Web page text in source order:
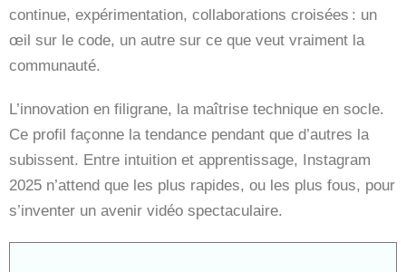
continue, expérimentation, collaborations croisées : un
œil sur le code, un autre sur ce que veut vraiment la
communauté.
L’innovation en filigrane, la maîtrise technique en socle.
Ce profil façonne la tendance pendant que d’autres la
subissent. Entre intuition et apprentissage, Instagram
2025 n’attend que les plus rapides, ou les plus fous, pour
s’inventer un avenir vidéo spectaculaire.